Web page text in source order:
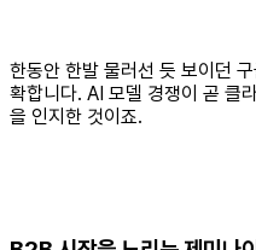
한동안 한발 물러선 듯 보이던
확합니다. AI 모델 경쟁이 곧 클
을 인지한 것이죠.